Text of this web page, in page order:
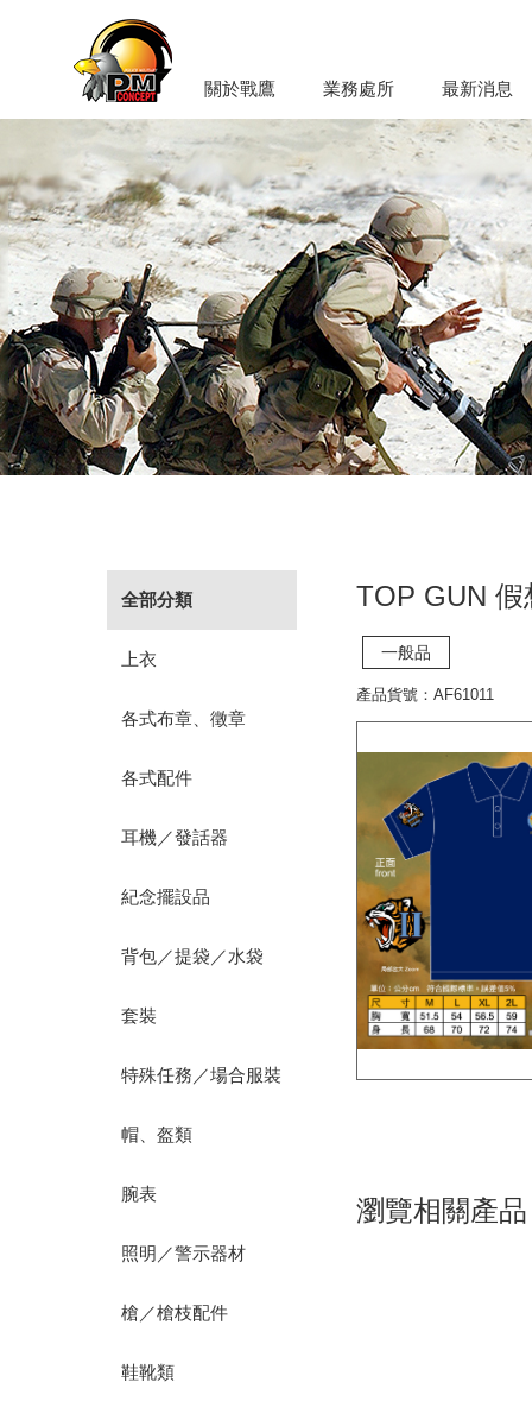
關於戰鷹 業務處所 最新消息
全部分類
上衣
各式布章、徵章
各式配件
耳機／發話器
紀念擺設品
背包／提袋／水袋
套裝
特殊任務／場合服裝
帽、盔類
腕表
照明／警示器材
槍／槍枝配件
鞋靴類
TOP GUN
一般品
產品貨號：AF61011
瀏覽相關產品